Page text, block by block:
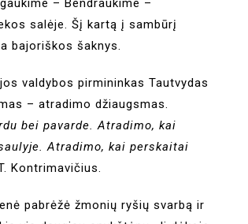
– Bendraukime –
salėje. Šį kartą į sambūrį
bajoriškos šaknys.
valdybos pirmininkas Tautvydas
– atradimo džiaugsmas.
bei pavarde. Atradimo, kai
Atradimo, kai perskaitai
Kontrimavičius.
pabrėžė žmonių ryšių svarbą ir